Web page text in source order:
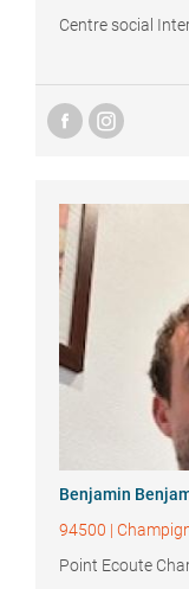
Centre social
Benjamin
94500 |
Point Ecoute